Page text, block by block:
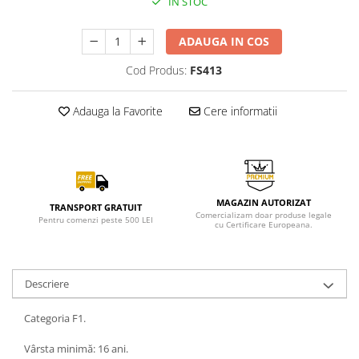
ADAUGA IN COS
Cod Produs: FS413
Adauga la Favorite Cere informatii
TRANSPORT GRATUIT
Pentru comenzi peste 500 LEI
MAGAZIN AUTORIZAT
Comercializam doar produse legale
cu Certificare Europeana.
Descriere
Categoria F1.
Vârsta minimă: 16 ani.